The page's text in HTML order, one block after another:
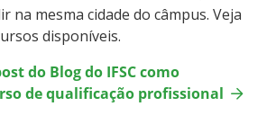
remanescentes
na mesma cidade do câmpus. Veja
disponíveis.
do Blog do IFSC como
de qualificação profissional